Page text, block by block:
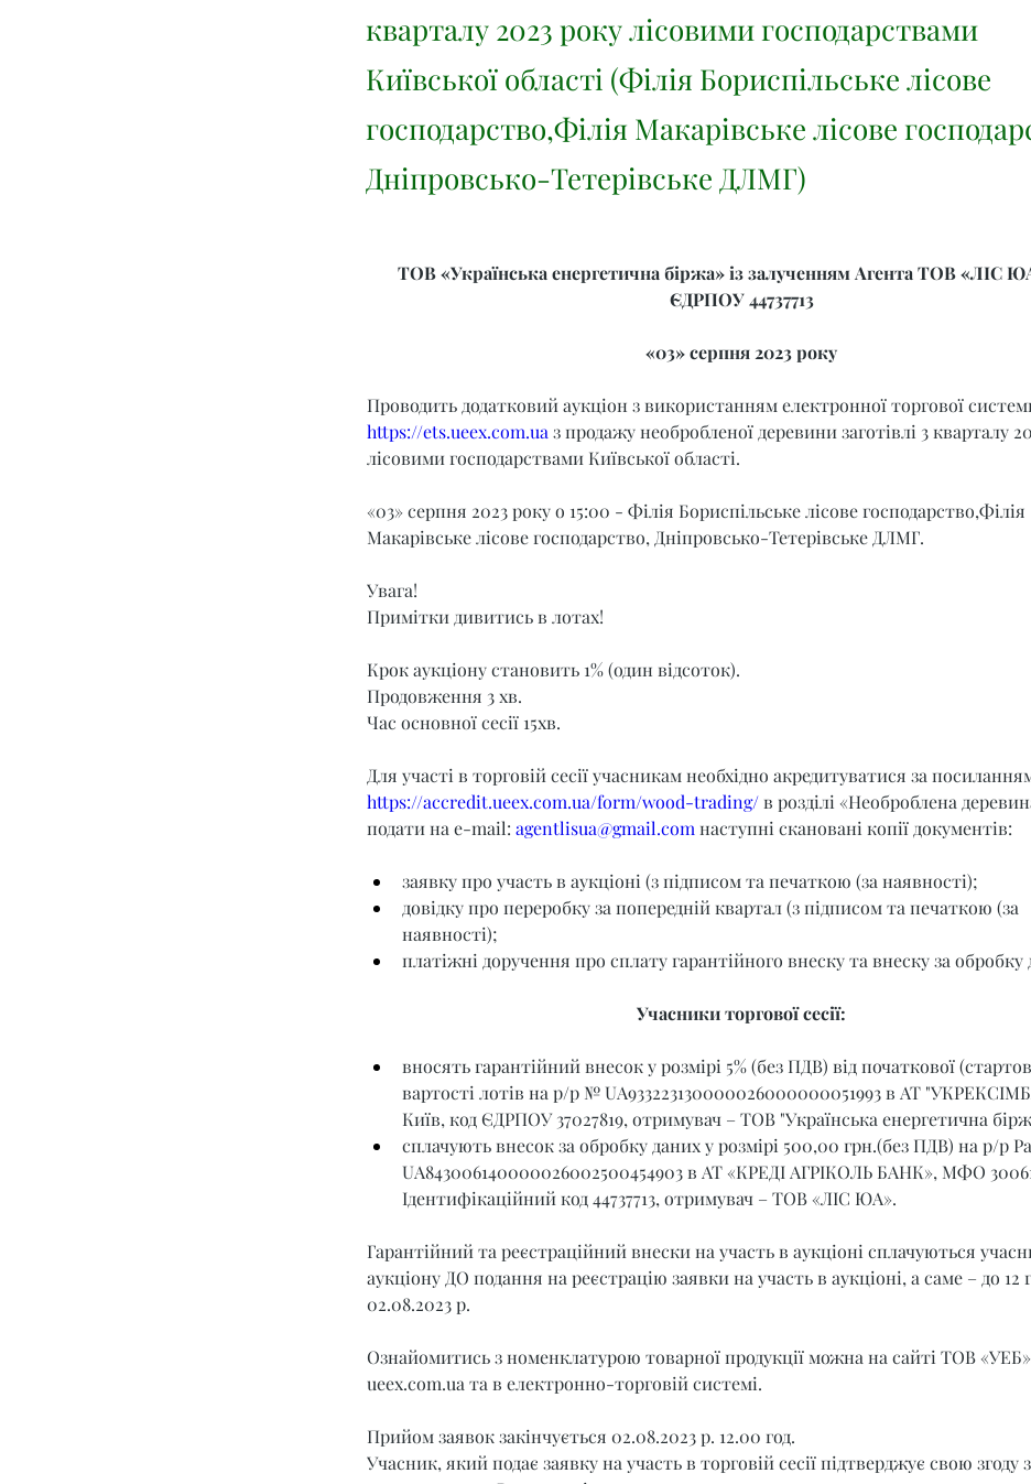
кварталу 2023 року лісовими господарствами
Київської області (Філія Бориспільське лісове
господарство,Філія Макарівське лісове
Дніпровсько-Тетерівське ДЛМГ)
ТОВ «Українська енергетична біржа» із залученням Агента ТОВ «ЛІС
ЄДРПОУ 44737713
«03» серпня 2023 року
Проводить додатковий аукціон з використанням електронної торгової
https://ets.ueex.com.ua з продажу необробленої деревини заготівлі 3 кварталу
лісовими господарствами Київської області.
«03» серпня 2023 року о 15:00 - Філія Бориспільське лісове господарство,Філія
Макарівське лісове господарство, Дніпровсько-Тетерівське ДЛМГ.
Увага!
Примітки дивитись в лотах!
Крок аукціону становить 1% (один відсоток).
Продовження 3 хв.
Час основної сесії 15хв.
Для участі в торговій сесії учасникам необхідно акредитуватися за
https://accredit.ueex.com.ua/form/wood-trading/ в розділі «Необроблена
подати на e-mail: agentlisua@gmail.com наступні скановані копії документів:
заявку про участь в аукціоні (з підписом та печаткою (за наявності);
довідку про переробку за попередній квартал (з підписом та печаткою (за
наявності);
платіжні доручення про сплату гарантійного внеску та внеску за обробку
Учасники торгової сесії:
вносять гарантійний внесок у розмірі 5% (без ПДВ) від початкової
вартості лотів на р/р № UA933223130000026000000051993 в АТ
Київ, код ЄДРПОУ 37027819, отримувач – ТОВ "Українська енергетична
сплачують внесок за обробку даних у розмірі 500,00 грн.(без ПДВ) на р/р
UA843006140000026002500454903 в АТ «КРЕДІ АГРІКОЛЬ БАНК», МФО
Ідентифікаційний код 44737713, отримувач – ТОВ «ЛІС ЮА».
Гарантійний та реєстраційний внески на участь в аукціоні сплачуються
аукціону ДО подання на реєстрацію заявки на участь в аукціоні, а саме – до 12
02.08.2023 р.
Ознайомитись з номенклатурою товарної продукції можна на сайті ТОВ
ueex.com.ua та в електронно-торговій системі.
Прийом заявок закінчується 02.08.2023 р. 12.00 год.
Учасник, який подає заявку на участь в торговій сесії підтверджує свою згоду